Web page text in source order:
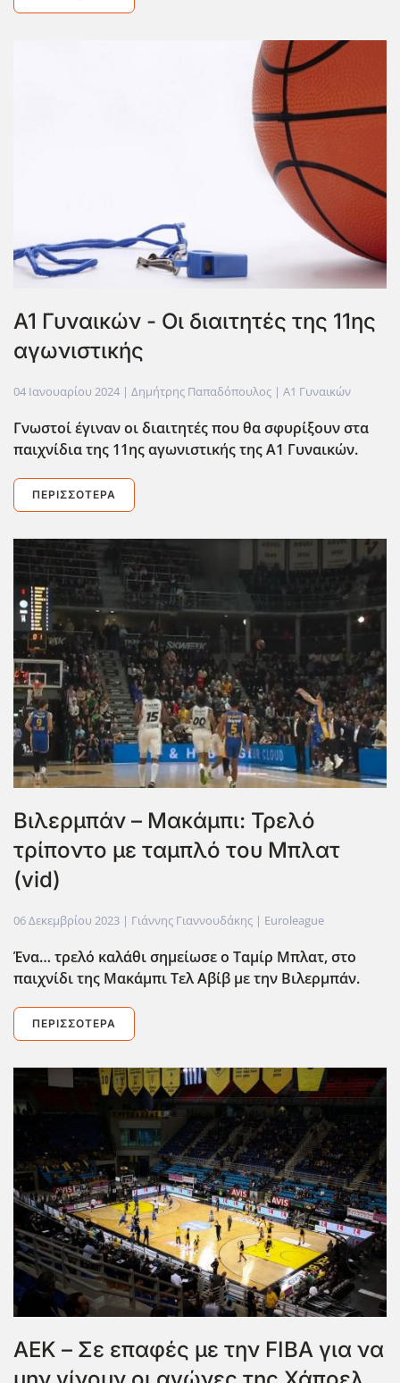
A1 Γυναικών - Οι διαιτητές της 11ης
αγωνιστικής
04 Ιανουαρίου 2024 | Δημήτρης Παπαδόπουλος | Α1 Γυναικών
Γνωστοί έγιναν οι διαιτητές που θα σφυρίξουν στα
παιχνίδια της 11ης αγωνιστικής της Α1 Γυναικών.
ΠΕΡΙΣΣΌΤΕΡΑ
Βιλερμπάν – Μακάμπι: Τρελό
τρίποντο με ταμπλό του Μπλατ
(vid)
06 Δεκεμβρίου 2023 | Γιάννης Γιαννουδάκης | Euroleague
Ένα… τρελό καλάθι σημείωσε ο Ταμίρ Μπλατ, στο
παιχνίδι της Μακάμπι Τελ Αβίβ με την Βιλερμπάν.
ΠΕΡΙΣΣΌΤΕΡΑ
ΑΕΚ – Σε επαφές με την FIBA για να